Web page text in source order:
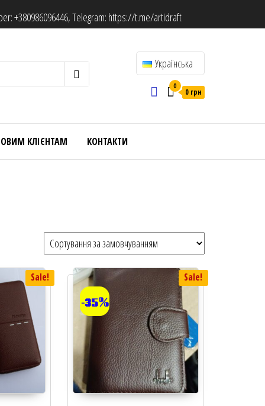
+380986096446, Telegram: https://t.me/artidraft
Українська
0
0 грн
КЛІЄНТАМ КОНТАКТИ
Sale! Sale!
-35%